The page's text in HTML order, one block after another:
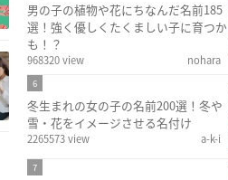
男の子の植物や花にちなんだ名前185
選！強く優しくたくましい子に育つか
も！？
968320 view nohara
6
冬生まれの女の子の名前200選！冬や
雪・花をイメージさせる名付け
2265573 view a-k-i
7